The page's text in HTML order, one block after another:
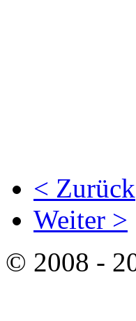
< Zurück
Weiter >
© 2008 -